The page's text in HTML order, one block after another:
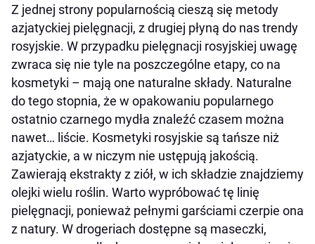
Z jednej strony popularnością cieszą się metody
azjatyckiej pielęgnacji, z drugiej płyną do nas trendy
rosyjskie. W przypadku pielęgnacji rosyjskiej uwagę
zwraca się nie tyle na poszczególne etapy, co na
kosmetyki – mają one naturalne składy. Naturalne
do tego stopnia, że w opakowaniu popularnego
ostatnio czarnego mydła znaleźć czasem można
nawet… liście. Kosmetyki rosyjskie są tańsze niż
azjatyckie, a w niczym nie ustępują jakością.
Zawierają ekstrakty z ziół, w ich składzie znajdziemy
olejki wielu roślin. Warto wypróbować tę linię
pielęgnacji, ponieważ pełnymi garściami czerpie ona
z natury. W drogeriach dostępne są maseczki,